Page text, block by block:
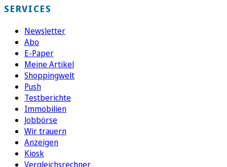
SERVICES
Newsletter
Abo
E-Paper
Meine Artikel
Shoppingwelt
Push
Testberichte
Immobilien
Jobbörse
Wir trauern
Anzeigen
Kiosk
Vergleichsrechner